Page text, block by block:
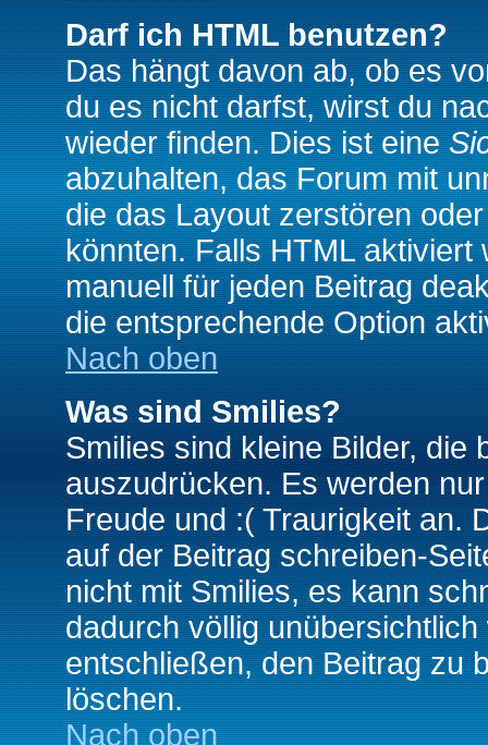
Darf ich HTML benutzen?
Das hängt davon ab, ob es
du es nicht darfst, wirst du
wieder finden. Dies ist eine
abzuhalten, das Forum mit
die das Layout zerstören
könnten. Falls HTML
manuell für jeden Beitrag
die entsprechende Option
Nach oben
Was sind Smilies?
Smilies sind kleine Bilder, die
auszudrücken. Es werden
Freude und :( Traurigkeit an.
auf der Beitrag schreiben-
nicht mit Smilies, es kann
dadurch völlig
entschließen, den Beitrag zu
löschen.
Nach oben